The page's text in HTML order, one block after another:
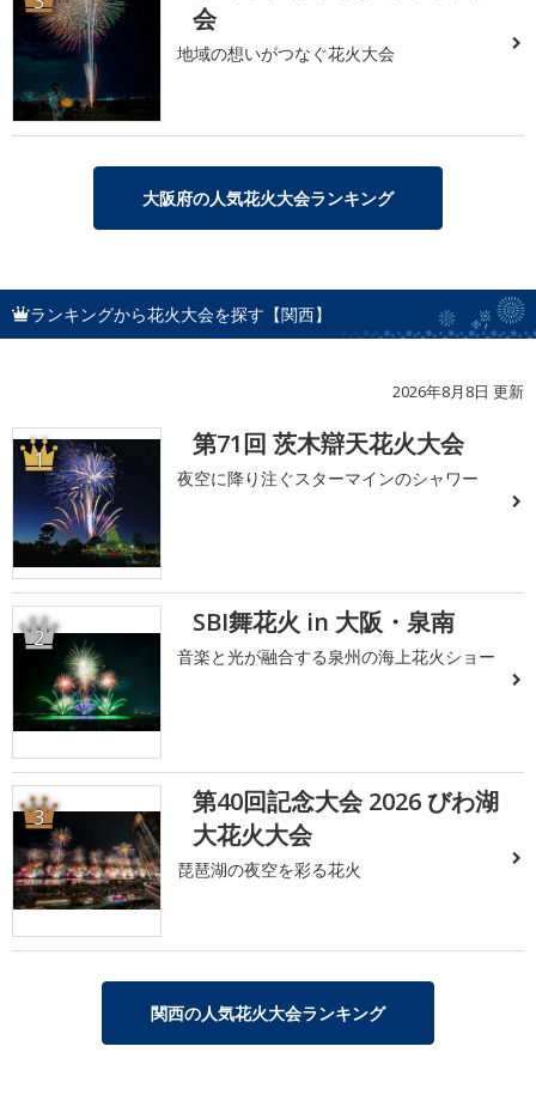
会
地域の想いがつなぐ花火大会
大阪府の人気花火大会ランキング
ランキングから花火大会を探す【関西】
2026年8月8日 更新
1 第71回 茨木辯天花火大会
夜空に降り注ぐスターマインのシャワー
2 SBI舞花火 in 大阪・泉南
音楽と光が融合する泉州の海上花火ショー
3
第40回記念大会 2026 びわ湖
大花火大会
琵琶湖の夜空を彩る花火
関西の人気花火大会ランキング